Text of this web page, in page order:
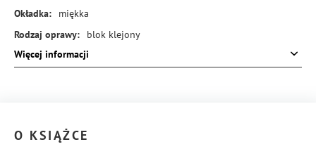
Okładka:
miękka
Rodzaj oprawy:
blok klejony
ISBN:
978-83-8384-374-2
Więcej informacji
O KSIĄŻCE